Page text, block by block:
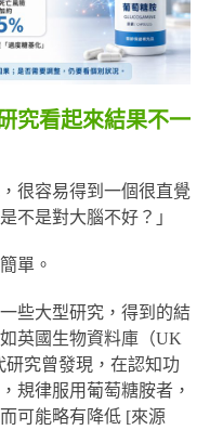
究看起來結果不一
很容易得到一個很直覺
不是對大腦不好？」
單。
些大型研究，得到的結
英國生物資料庫（UK
研究曾發現，在認知功
規律服用葡萄糖胺者，
可能略有降低 [來源